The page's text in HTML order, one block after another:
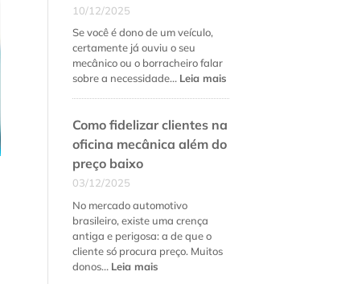
10/12/2025
Se você é dono de um veículo,
certamente já ouviu o seu
mecânico ou o borracheiro falar
sobre a necessidade… Leia mais
balanceamento:
Como fidelizar clientes na
oficina mecânica além do
preço baixo
03/12/2025
No mercado automotivo
brasileiro, existe uma crença
antiga e perigosa: a de que o
cliente só procura preço. Muitos
donos… Leia mais